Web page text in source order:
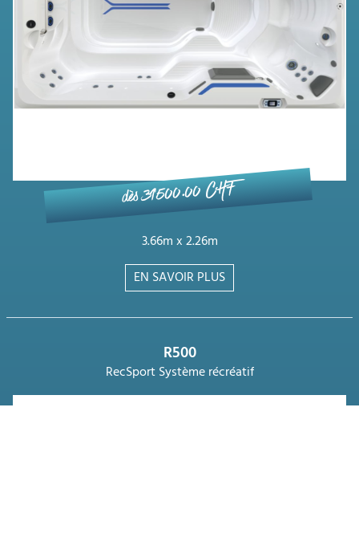
dès 31'500.00 CHF
3.66m x 2.26m
EN SAVOIR PLUS
R500
RecSport Système récréatif